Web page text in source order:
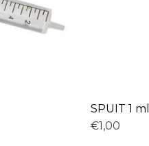
SPUIT 1 ml
€1,00